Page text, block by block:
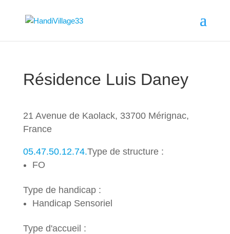
Résidence Luis Daney
21 Avenue de Kaolack, 33700 Mérignac,
France
05.47.50.12.74.Type de structure :
FO
Type de handicap :
Handicap Sensoriel
Type d'accueil :